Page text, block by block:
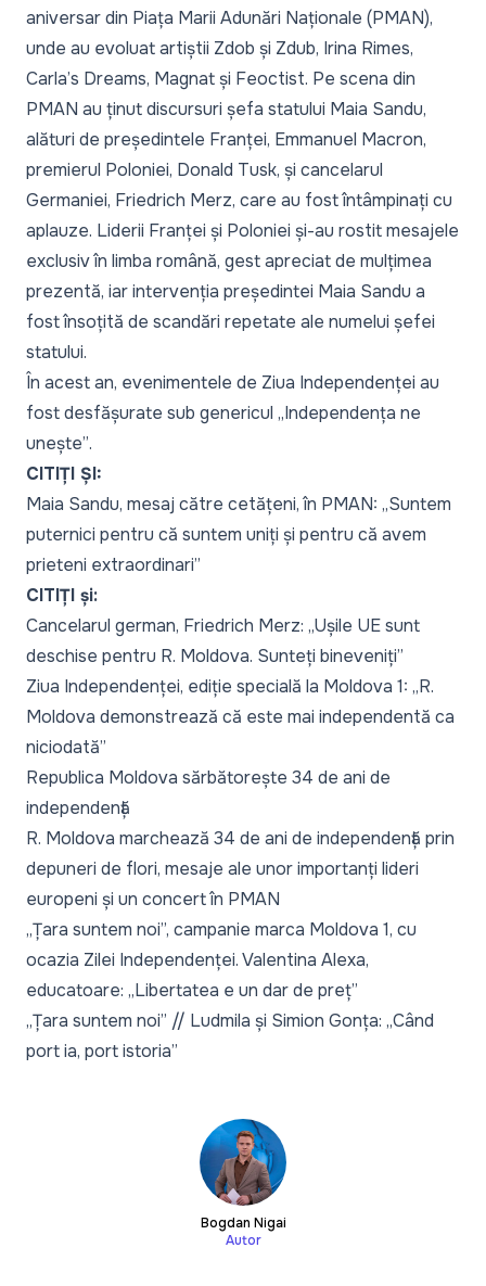
aniversar din Piața Marii Adunări Naționale (PMAN),
unde au evoluat artiștii Zdob și Zdub, Irina Rimes,
Carla’s Dreams, Magnat și Feoctist. Pe scena din
PMAN au ținut discursuri șefa statului Maia Sandu,
alături de președintele Franței, Emmanuel Macron,
premierul Poloniei, Donald Tusk, și cancelarul
Germaniei, Friedrich Merz, care au fost întâmpinați cu
aplauze. Liderii Franței și Poloniei și-au rostit mesajele
exclusiv în limba română, gest apreciat de mulțimea
prezentă, iar intervenția președintei Maia Sandu a
fost însoțită de scandări repetate ale numelui șefei
statului.
În acest an, evenimentele de Ziua Independenței au
fost desfășurate sub genericul „Independența ne
unește”.
CITIȚI ȘI:
Maia Sandu, mesaj către cetățeni, în PMAN: „Suntem
puternici pentru că suntem uniți și pentru că avem
prieteni extraordinari”
CITIȚI și:
Cancelarul german, Friedrich Merz: „Ușile UE sunt
deschise pentru R. Moldova. Sunteți bineveniți”
Ziua Independenței, ediție specială la Moldova 1: „R.
Moldova demonstrează că este mai independentă ca
niciodată”
Republica Moldova sărbătorește 34 de ani de
independență
R. Moldova marchează 34 de ani de independență prin
depuneri de flori, mesaje ale unor importanți lideri
europeni și un concert în PMAN
„Țara suntem noi”, campanie marca Moldova 1, cu
ocazia Zilei Independenței. Valentina Alexa,
educatoare: „Libertatea e un dar de preț”
„Țara suntem noi” // Ludmila și Simion Gonța: „Când
port ia, port istoria”
Bogdan Nigai
Autor